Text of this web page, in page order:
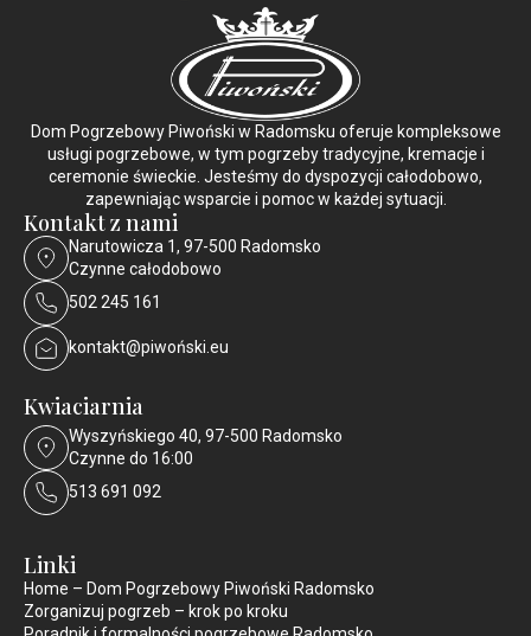
Dom Pogrzebowy Piwoński w Radomsku oferuje kompleksowe
usługi pogrzebowe, w tym pogrzeby tradycyjne, kremacje i
ceremonie świeckie. Jesteśmy do dyspozycji całodobowo,
zapewniając wsparcie i pomoc w każdej sytuacji.
Kontakt z nami
Narutowicza 1, 97-500 Radomsko
Czynne całodobowo
502 245 161
kontakt@piwoński.eu
Kwiaciarnia
Wyszyńskiego 40, 97-500 Radomsko
Czynne do 16:00
513 691 092
Linki
Home – Dom Pogrzebowy Piwoński Radomsko
Zorganizuj pogrzeb – krok po kroku